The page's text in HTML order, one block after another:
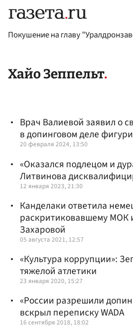
Покушение на главу
Хайо Зеппельт
Врач Валиевой заявил о
в допинговом деле
20 февраля 2024, 13:50
«Оказался подлецом и
Литвинова
12 января 2023, 21:30
Канделаки ответила
раскритиковавшему МОК
Захаровой
05 августа 2021, 12:57
«Культура коррупции»:
тяжелой атлетики
23 января 2020, 15:27
«России разрешили
вскрыл переписку WADA
16 сентября 2018, 18:02